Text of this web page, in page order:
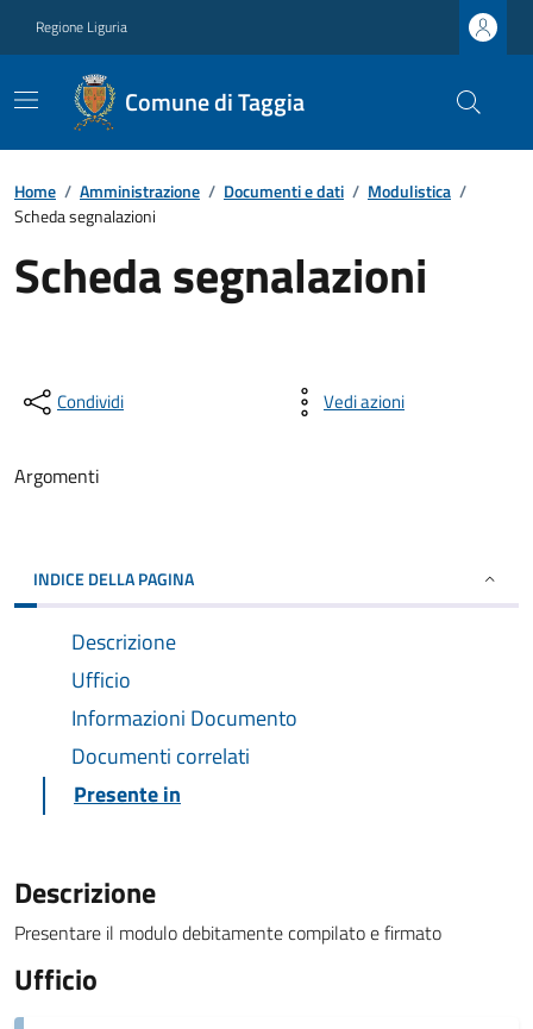
Regione Liguria
Comune di Taggia
Home / Amministrazione / Documenti e dati / Modulistica /
Scheda segnalazioni
Scheda segnalazioni
Condividi Vedi azioni
Argomenti
INDICE DELLA PAGINA
Descrizione
Ufficio
Informazioni Documento
Documenti correlati
Presente in
Descrizione
Presentare il modulo debitamente compilato e firmato
Ufficio